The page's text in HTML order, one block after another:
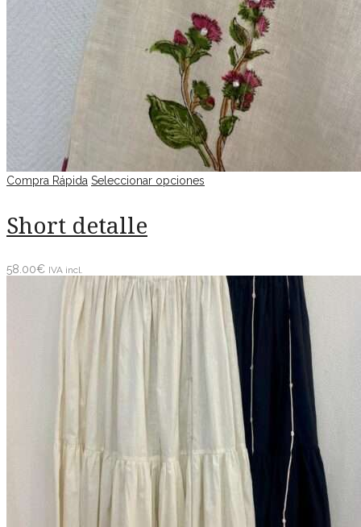
Compra Rápida Seleccionar opciones
Short detalle
58.00€ IVA incl.